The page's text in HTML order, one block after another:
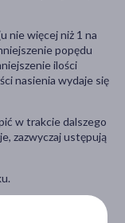
nie więcej niż 1 na
popędu
ilości
nasienia wydaje się
w trakcie dalszego
zazwyczaj ustępują